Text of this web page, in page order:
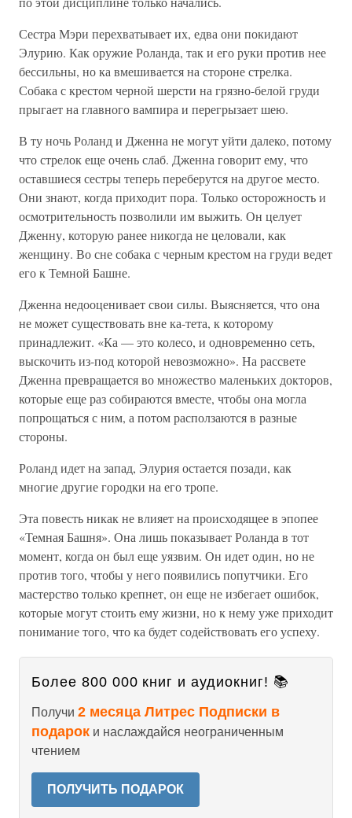
Сестра Мэри перехватывает их, едва они покидают
Элурию. Как оружие Роланда, так и его руки против нее
бессильны, но ка вмешивается на стороне стрелка.
Собака с крестом черной шерсти на грязно-белой груди
прыгает на главного вампира и перегрызает шею.
В ту ночь Роланд и Дженна не могут уйти далеко, потому
что стрелок еще очень слаб. Дженна говорит ему, что
оставшиеся сестры теперь переберутся на другое место.
Они знают, когда приходит пора. Только осторожность и
осмотрительность позволили им выжить. Он целует
Дженну, которую ранее никогда не целовали, как
женщину. Во сне собака с черным крестом на груди ведет
его к Темной Башне.
Дженна недооценивает свои силы. Выясняется, что она
не может существовать вне ка-тета, к которому
принадлежит. «Ка — это колесо, и одновременно сеть,
выскочить из-под которой невозможно». На рассвете
Дженна превращается во множество маленьких докторов,
которые еще раз собираются вместе, чтобы она могла
попрощаться с ним, а потом расползаются в разные
стороны.
Роланд идет на запад, Элурия остается позади, как
многие другие городки на его тропе.
Эта повесть никак не влияет на происходящее в эпопее
«Темная Башня». Она лишь показывает Роланда в тот
момент, когда он был еще уязвим. Он идет один, но не
против того, чтобы у него появились попутчики. Его
мастерство только крепнет, он еще не избегает ошибок,
которые могут стоить ему жизни, но к нему уже приходит
понимание того, что ка будет содействовать его успеху.
Более 800 000 книг и аудиокниг! 📚
Получи 2 месяца Литрес Подписки в
подарок и наслаждайся неограниченным
чтением
ПОЛУЧИТЬ ПОДАРОК